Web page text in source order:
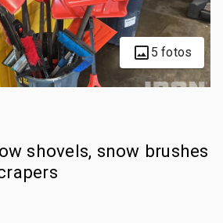
5 fotos
shovels, snow brushes